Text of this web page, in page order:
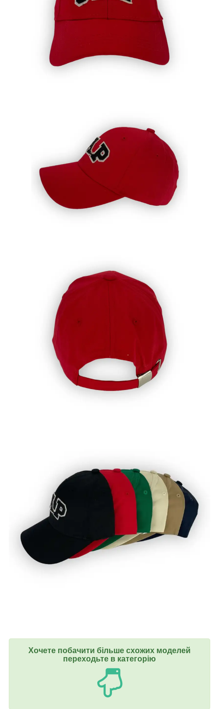
Хочете побачити більше схожих моделей
переходьте в категорію